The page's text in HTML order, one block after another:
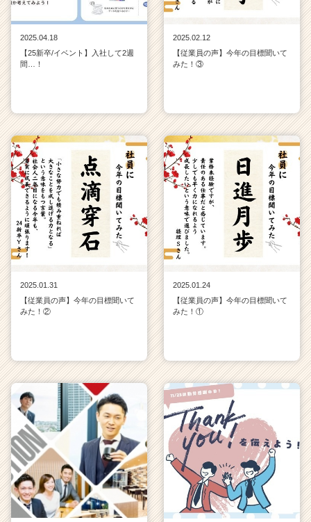
2025.04.18
【25新卒/イベント】入社して2週
間…！
2025.02.12
【従業員の声】今年の目標聞いて
みた！③
2025.01.31
【従業員の声】今年の目標聞いて
みた！②
2025.01.24
【従業員の声】今年の目標聞いて
みた！①